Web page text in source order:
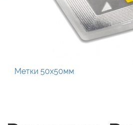
Метки 50х50мм